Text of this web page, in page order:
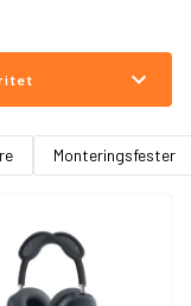
Monteringsfester